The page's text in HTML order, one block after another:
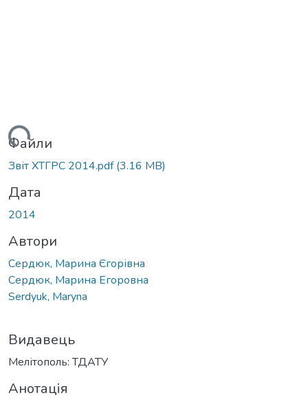
Файли
Звіт ХТГРС 2014.pdf(3.16 MB)
Дата
2014
Автори
Сердюк, Марина Єгорівна
Сердюк, Марина Егоровна
Serdyuk, Maryna
Видавець
Мелітополь: ТДАТУ
Анотація